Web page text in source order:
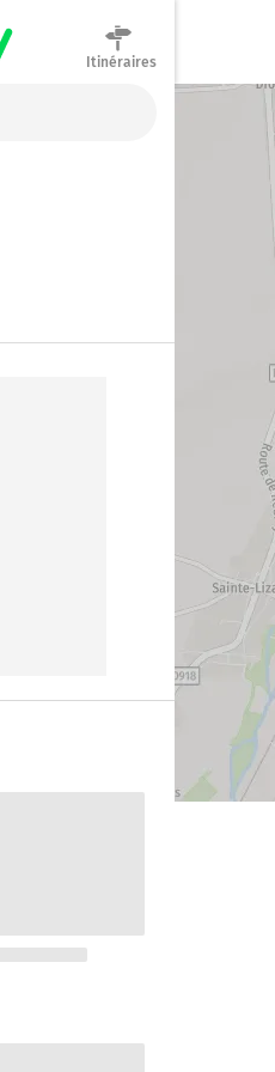
Itinéraires